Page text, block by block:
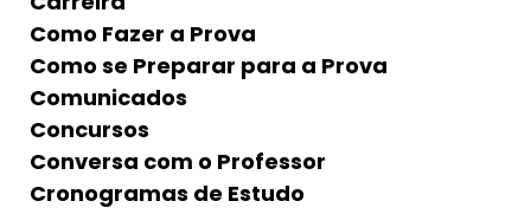
Como Fazer a Prova
Como se Preparar para a Prova
Comunicados
Concursos
Conversa com o Professor
Cronogramas de Estudo